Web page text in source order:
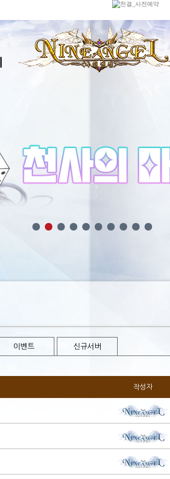
이벤트 신규서버
작성자